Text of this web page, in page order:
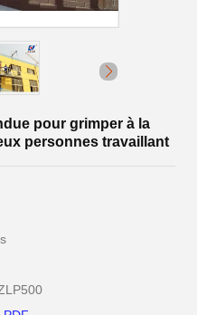
pour grimper à la
personnes travaillant